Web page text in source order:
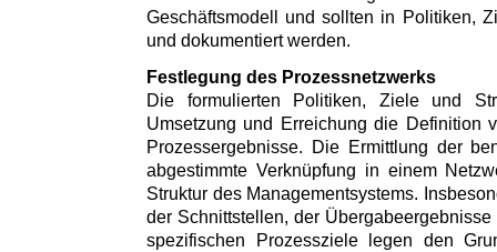
Geschäftsmodell und sollten in Politiken,
und dokumentiert werden.
Festlegung des Prozessnetzwerks
Die formulierten Politiken, Ziele und
Umsetzung und Erreichung die Definition
Prozessergebnisse. Die Ermittlung der
abgestimmte Verknüpfung in einem
Struktur des Managementsystems.
der Schnittstellen, der
spezifischen Prozessziele legen den